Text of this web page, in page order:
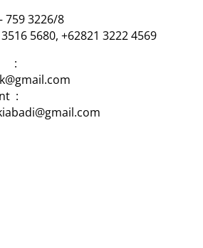
759 3226/8
5680, +62821 3222 4569
:
: